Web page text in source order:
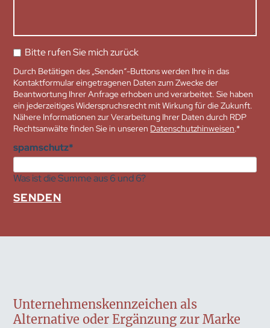
Bitte rufen Sie mich zurück
Durch Betätigen des „Senden“-Buttons werden Ihre in das
Kontaktformular eingetragenen Daten zum Zwecke der
Beantwortung Ihrer Anfrage erhoben und verarbeitet. Sie haben
ein jederzeitiges Widerspruchsrecht mit Wirkung für die Zukunft.
Nähere Informationen zur Verarbeitung Ihrer Daten durch RDP
Rechtsanwälte finden Sie in unseren Datenschutzhinweisen.*
Pflichtfeld
spamschutz*
Was ist die Summe aus 6 und 6?
SENDEN
Unternehmenskennzeichen als
Alternative oder Ergänzung zur Marke